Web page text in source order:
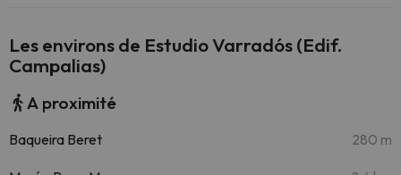
Les environs de Estudio Varradós (Edif.
Campalias)
A proximité
Baqueira Beret 280 m